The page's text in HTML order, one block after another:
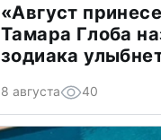
«Август
Тамара Глоба
зодиака
8 августа 40